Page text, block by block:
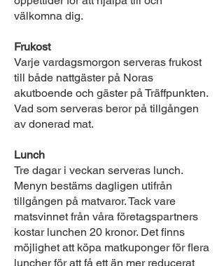
välkomna dig.
Frukost
Varje vardagsmorgon serveras frukost
till både nattgäster på Noras
akutboende och gäster på Träffpunkten.
Vad som serveras beror på tillgången
av donerad mat.
Lunch
Tre dagar i veckan serveras lunch.
Menyn bestäms dagligen utifrån
tillgången på matvaror. Tack vare
matsvinnet från våra företagspartners
kostar lunchen 20 kronor. Det finns
möjlighet att köpa matkuponger för flera
luncher för att få ett än mer reducerat